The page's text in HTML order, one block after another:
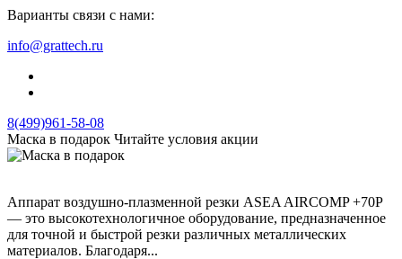
Варианты связи с нами:
info@grattech.ru
8(499)961-58-08
Маска в подарок Читайте условия акции
Аппарат воздушно-плазменной резки ASEA AIRCOMP +70P
— это высокотехнологичное оборудование, предназначенное
для точной и быстрой резки различных металлических
материалов. Благодаря...